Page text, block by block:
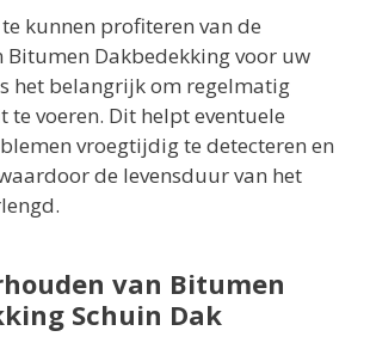
kunnen profiteren van de
Bitumen Dakbedekking voor uw
het belangrijk om regelmatig
voeren. Dit helpt eventuele
vroegtijdig te detecteren en
de levensduur van het
van Bitumen
Schuin Dak